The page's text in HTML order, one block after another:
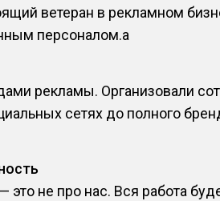
ветеран в рекламном
персоналом.a
рекламы. Организовали
сетях до полного
не про нас. Вся работа